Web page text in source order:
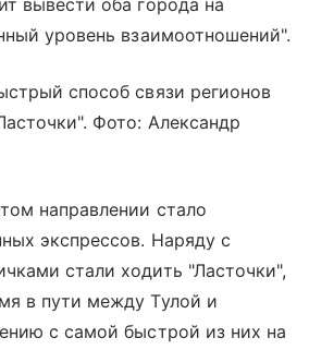
вывести оба города на
уровень взаимоотношений".
способ связи регионов
Фото: Александр
направлении стало
экспрессов. Наряду с
стали ходить "Ласточки",
в пути между Тулой и
с самой быстрой из них на